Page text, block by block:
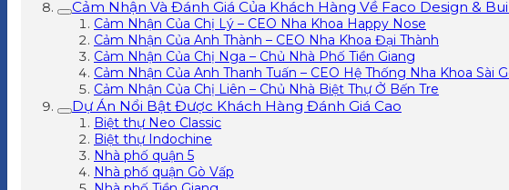
Cảm Nhận Và Đánh Giá Của Khách Hàng Về Faco Design &
Cảm Nhận Của Chị Lý – CEO Nha Khoa Happy Nose
Cảm Nhận Của Anh Thành – CEO Nha Khoa Đại Thành
Cảm Nhận Của Chị Nga – Chủ Nhà Phố Tiền Giang
Cảm Nhận Của Anh Thanh Tuấn – CEO Hệ Thống Nha Khoa Sài
Cảm Nhận Của Chị Liên – Chủ Nhà Biệt Thự Ở Bến Tre
Dự Án Nổi Bật Được Khách Hàng Đánh Giá Cao
Biệt thự Neo Classic
Biệt thự Indochine
Nhà phố quận 5
Nhà phố quận Gò Vấp